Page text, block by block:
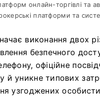
онлайн-торгівлі та
платформи та
виконання двох
безпечного
офіційне
уникне типових
узгоджених